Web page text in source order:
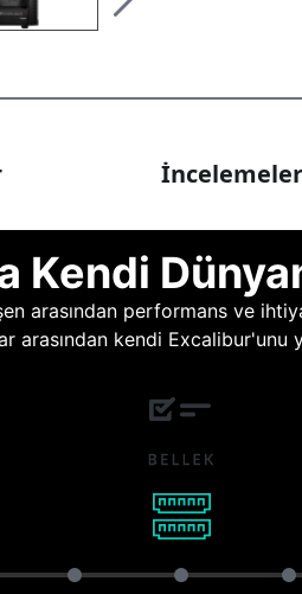
İncelemeler
Kendi
arasından performans ve
arasından kendi Excalibur'unu